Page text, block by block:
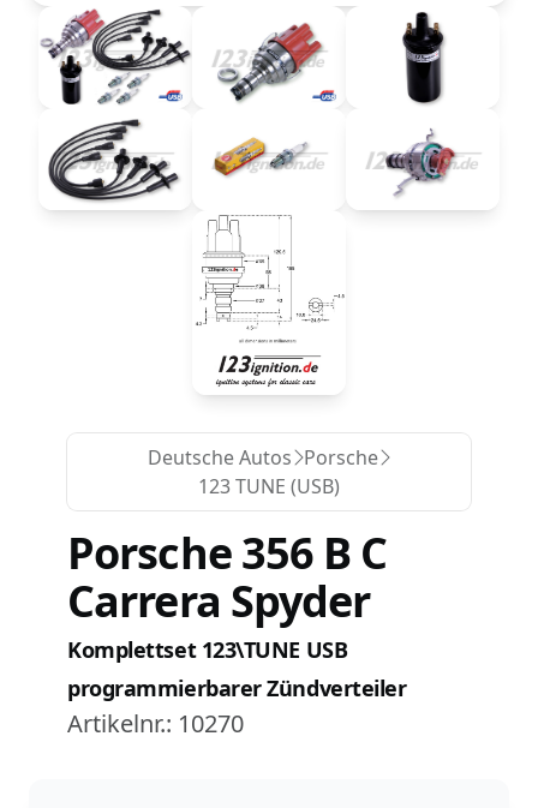
Deutsche Autos Porsche
123 TUNE (USB)
Porsche 356 B C
Carrera Spyder
Komplettset 123\TUNE USB
programmierbarer Zündverteiler
Artikelnr.: 10270